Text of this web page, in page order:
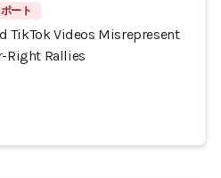
ート
TikTok Videos Misrepresent
Right Rallies